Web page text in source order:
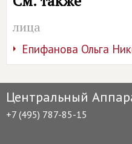
лица
Епифанова Ольга
Центральный
+7 (495) 787-85-15